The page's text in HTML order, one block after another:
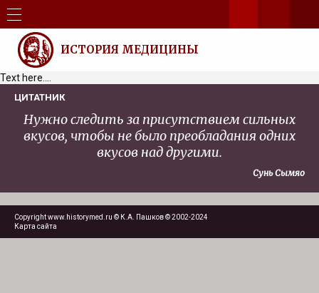
ИСТОРИЯ МЕДИЦИНЫ
Text here....
ЦИТАТНИК
Нужно следить за присутствием сильных
вкусов, чтобы не было преобладания одних
вкусов над другими.
Сунь Сымяо
Copyright www.historymed.ru © К.А. Пашков © 2002-2024
Карта сайта